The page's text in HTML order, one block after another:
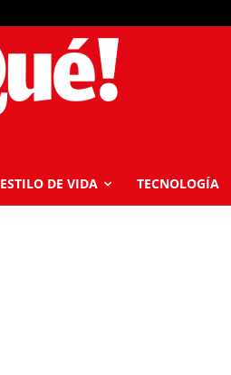
La
ESTILO DE VIDA TECNOLOGÍA